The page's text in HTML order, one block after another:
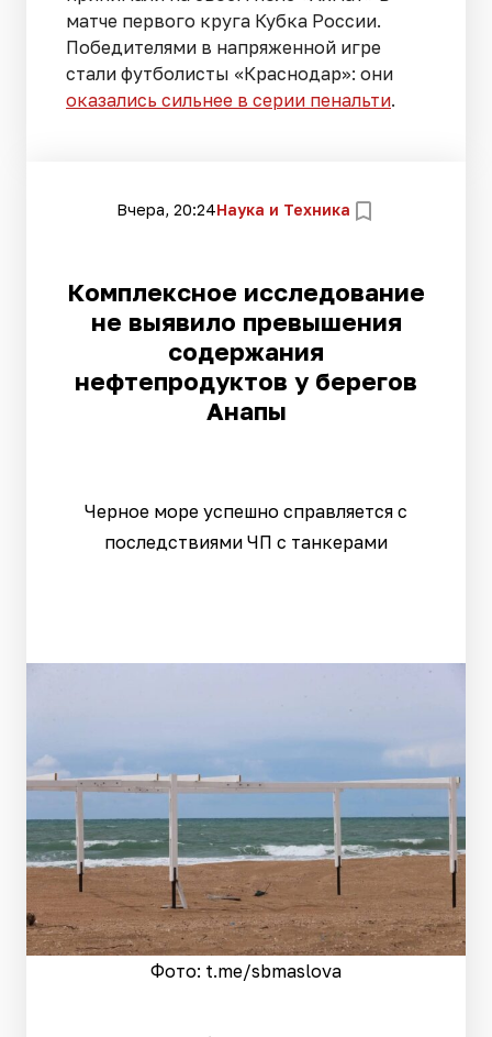
матче первого круга Кубка России.
Победителями в напряженной игре
стали футболисты «Краснодар»: они
оказались сильнее в серии пенальти.
Вчера, 20:24Наука и Техника
Комплексное исследование
не выявило превышения
содержания
нефтепродуктов у берегов
Анапы
Черное море успешно справляется с
последствиями ЧП с танкерами
Фото: t.me/sbmaslova